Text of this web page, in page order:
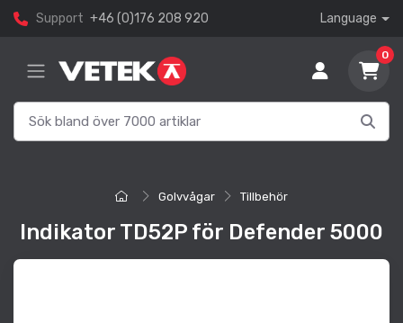
Support +46 (0)176 208 920 Language
0
Golvvågar Tillbehör
Indikator TD52P för Defender 5000